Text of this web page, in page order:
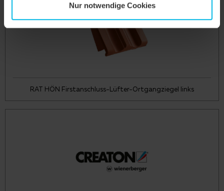
Nur notwendige Cookies
RAT HÖN Firstanschluss-Lüfter-Ortgangziegel links